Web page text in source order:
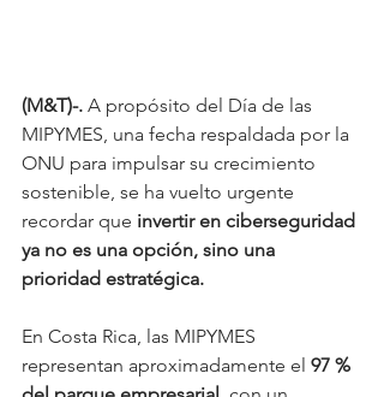
(M&T)-. A propósito del Día de las
MIPYMES, una fecha respaldada por la
ONU para impulsar su crecimiento
sostenible, se ha vuelto urgente
recordar que invertir en ciberseguridad
ya no es una opción, sino una
prioridad estratégica.
En Costa Rica, las MIPYMES
representan aproximadamente el 97 %